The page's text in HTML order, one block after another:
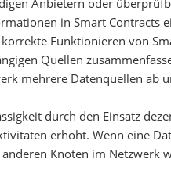
Anbietern oder
in Smart Contracts
Funktionieren von
Quellen
mehrere Datenquellen ab
durch den Einsatz
erhöht. Wenn eine
Knoten im Netzwerk